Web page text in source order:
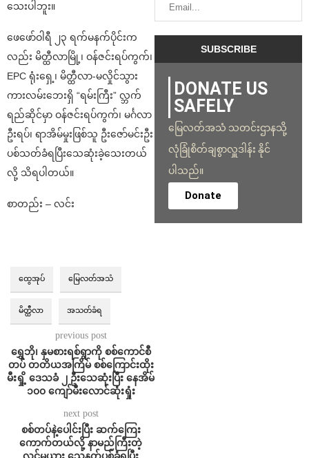
သေးပါဘူး။
ဖေဖော်ဝါရီ ၂၃ ရက်မနက်ပိုင်းက
လည်း မိတ္ထီလာမြို့၊ ဝန်ဇင်းရပ်ကွက်၊
EPC ရုံးရှေ့၊ မိတ္ထီလာ-မလှိုင်သွား
ကားလမ်းဘေးရှိ “ရမ်းကြီး” လ္ဘက်
ရည်ဆိုင်မှာ ဝန်ဇင်းရပ်ကွက်၊ မင်္ဂလာ
ဦးရပ်၊ ရာအိမ်မှုးဖြစ်သူ ဦးဇော်မင်းဦး
ပစ်သတ်ခံရပြီးသေဆုံးခဲ့သေးတယ်
လို့ သိရပါတယ်။
စာတည်း – လင်း
ထွေအုပ် မြေလတ်အသံ
မိတ္ထီလာ အသတ်ခံရ
previous post
ရွှေဘို၊ နှမစားရစ်ရွာကို စစ်ကောင်စီ
တပ် တတိယအကြိမ် စစ်ကြောင်းထိုး
မီးရှို့ ဒေသခံ ၂ ဦးသေဆုံးပြီး နေအိမ်
၁၀၀ ကျော်မီးလောင်ဆုံးရှုံး
next post
စစ်တပ်နဲ့ပေါင်းပြီး ဆက်ကြေး
ကောက်တယ်လို့ နာမည်ကြီးတဲ့
DONATE US
SAFELY
မြေလတ်အသံ သတင်းဌာနသို့
လုံခြုံစိတ်ချစွာလှူဒါန်း နိုင်
ပါသည်။
Donate